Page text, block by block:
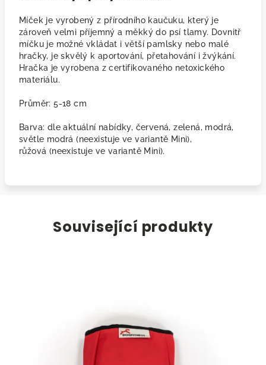
Míček je vyrobený z přírodního kaučuku, který je
zároveň velmi příjemný a měkký do psí tlamy. Dovnitř
míčku je možné vkládat i větší pamlsky nebo malé
hračky, je skvělý k aportování, přetahování i žvýkání.
Hračka je vyrobena z certifikovaného netoxického
materiálu.
Průměr: 5-18 cm
Barva: dle aktuální nabídky, červená, zelená, modrá,
světle modrá (neexistuje ve variantě Mini),
růžová (neexistuje ve variantě Mini).
Související produkty